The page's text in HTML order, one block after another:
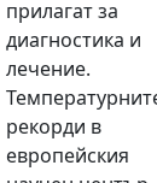
прилагат за
диагностика и
лечение.
рекорди в
европейския